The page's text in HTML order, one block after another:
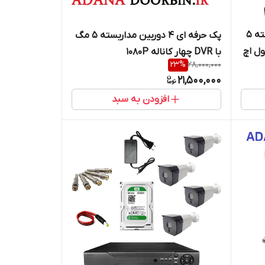
پک کامل 4 عددی دوربین مداربسته 5
اچ
پک حرفه ای 4 دوربین مداربسته 5 مگ
با DVR چهار کاناله 1080P
28,000,000
23%
21,500,000
افزودن به سبد